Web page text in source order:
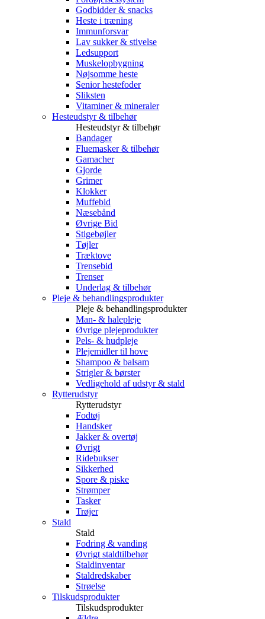
Godbidder & snacks
Heste i træning
Immunforsvar
Lav sukker & stivelse
Ledsupport
Muskelopbygning
Nøjsomme heste
Senior hestefoder
Sliksten
Vitaminer & mineraler
Hesteudstyr & tilbehør
Hesteudstyr & tilbehør
Bandager
Fluemasker & tilbehør
Gamacher
Gjorde
Grimer
Klokker
Muffebid
Næsebånd
Øvrige Bid
Stigebøjler
Tøjler
Træktove
Trensebid
Trenser
Underlag & tilbehør
Pleje & behandlingsprodukter
Pleje & behandlingsprodukter
Man- & halepleje
Øvrige plejeprodukter
Pels- & hudpleje
Plejemidler til hove
Shampoo & balsam
Strigler & børster
Vedligehold af udstyr & stald
Rytterudstyr
Rytterudstyr
Fodtøj
Handsker
Jakker & overtøj
Øvrigt
Ridebukser
Sikkerhed
Spore & piske
Strømper
Tasker
Trøjer
Stald
Stald
Fodring & vanding
Øvrigt staldtilbehør
Staldinventar
Staldredskaber
Strøelse
Tilskudsprodukter
Tilskudsprodukter